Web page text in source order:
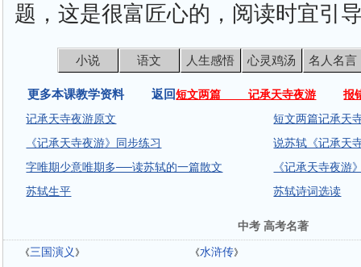
题，这是很富匠心的，阅读时宜引
小说 语文 人生感悟 心灵鸡汤 名人名言
更多本课教学资料 返回短文两篇 记承天寺夜游
报
记承天寺夜游原文
短文两篇记承天
《记承天寺夜游》同步练习
说苏轼《记承天
字唯期少意唯期多──读苏轼的一篇散文
《记承天寺夜游
苏轼生平
苏轼诗词选读
中考 高考名著
《三国演义 》 《水浒传》